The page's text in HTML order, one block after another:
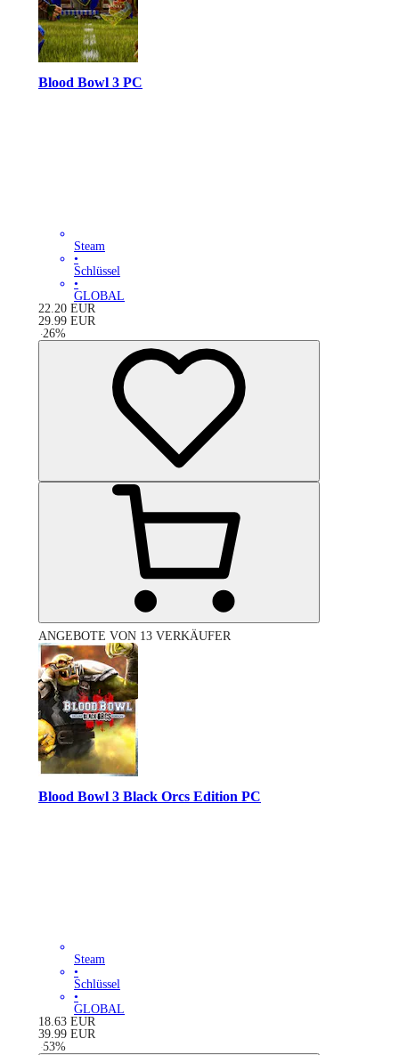
Blood Bowl 3 PC
Steam
•
Schlüssel
•
GLOBAL
22.20 EUR
29.99 EUR
-26%
ANGEBOTE VON 13 VERKÄUFER
Blood Bowl 3 Black Orcs Edition PC
Steam
•
Schlüssel
•
GLOBAL
18.63 EUR
39.99 EUR
-53%